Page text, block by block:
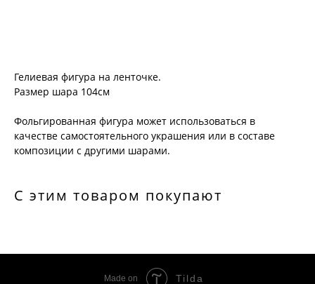
Гелиевая фигура на ленточке.
Размер шара 104см
Фольгированная фигура может использоваться в
качестве самостоятельного украшения или в составе
композиции с другими шарами.
С этим товаром покупают
Made on Tilda